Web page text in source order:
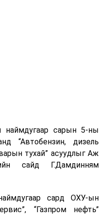
наймдугаар сарын 5-ны
“Автобензин, дизель
тухай” асуудлыг Аж
сайд Г.Дамдинням
сард ОХУ-ын
“Газпром нефть”